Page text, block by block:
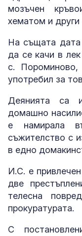
мозъчен
хематом и
На същата
да се качи в
с.
употребил за
Деянията са
домашно
е намирала
съжителство с
в едно
И.С. е
две
телесна
прокуратурата.
С